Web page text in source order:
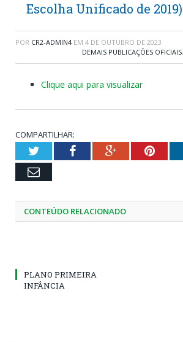
Escolha Unificado de 2019)
POR CR2-ADMIN4 EM 4 DE OUTUBRO DE 2023
DEMAIS PUBLICAÇÕES OFICIAIS,
Clique aqui para visualizar
COMPARTILHAR:
TwitterFacebookGoogle+
Email
CONTEÚDO RELACIONADO
PLANO PRIMEIRA
INFÂNCIA